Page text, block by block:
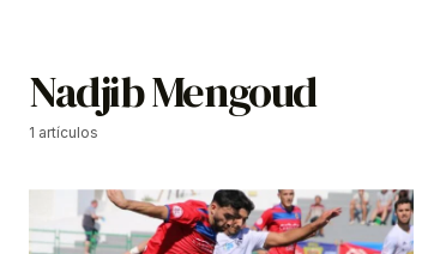
Nadjib Mengoud
1 artículos